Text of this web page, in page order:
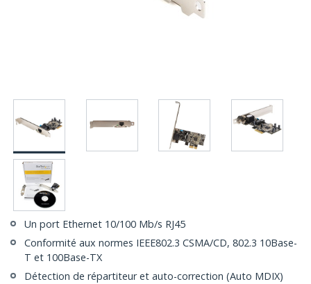
Un port Ethernet 10/100 Mb/s RJ45
Conformité aux normes IEEE802.3 CSMA/CD, 802.3 10Base-
T et 100Base-TX
Détection de répartiteur et auto-correction (Auto MDIX)